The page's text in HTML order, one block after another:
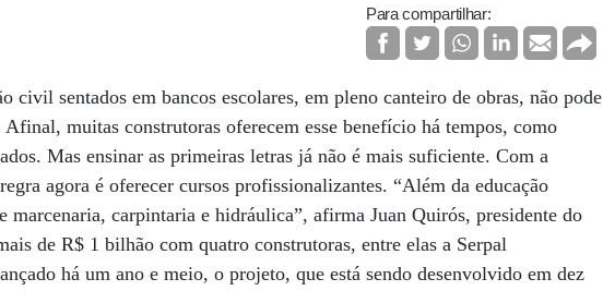
Para compartilhar:
civil sentados em bancos escolares, em pleno canteiro de obras, não pode
muitas construtoras oferecem esse benefício há tempos, como
Mas ensinar as primeiras letras já não é mais suficiente. Com a
agora é oferecer cursos profissionalizantes. “Além da educação
marcenaria, carpintaria e hidráulica”, afirma Juan Quirós, presidente do
de R$ 1 bilhão com quatro construtoras, entre elas a Serpal
há um ano e meio, o projeto, que está sendo desenvolvido em dez